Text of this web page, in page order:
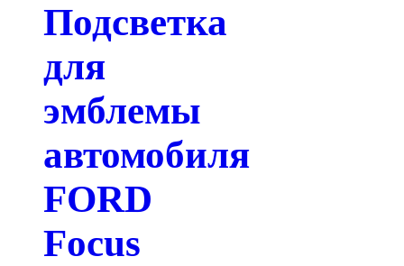
Подсветка
для
эмблемы
автомобиля
FORD
Focus